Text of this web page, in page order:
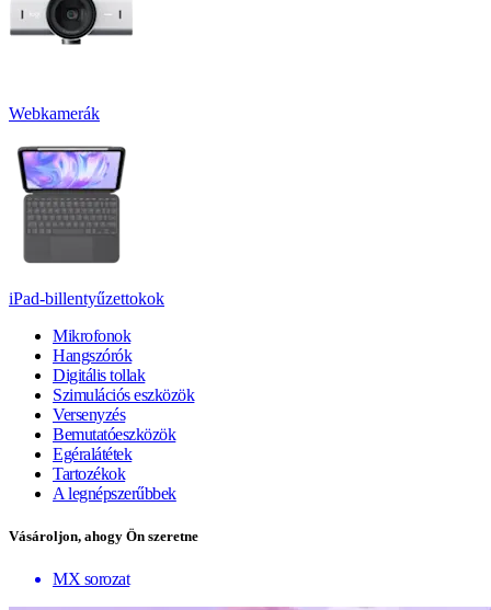
Webkamerák
iPad-billentyűzettokok
Mikrofonok
Hangszórók
Digitális tollak
Szimulációs eszközök
Versenyzés
Bemutatóeszközök
Egéralátétek
Tartozékok
A legnépszerűbbek
Vásároljon, ahogy Ön szeretne
MX sorozat